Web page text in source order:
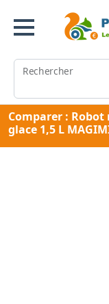
Rechercher
Comparer :
glace 1,5 L